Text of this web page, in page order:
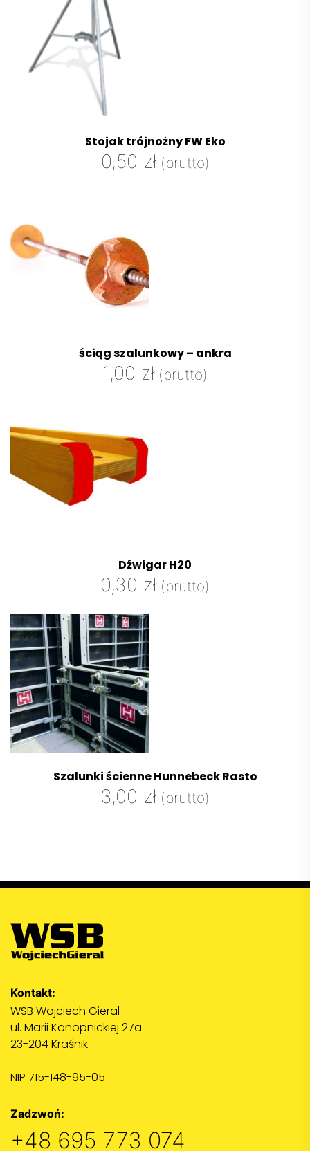
Stojak trójnożny FW Eko
0,50 zł (brutto)
ściąg szalunkowy – ankra
1,00 zł (brutto)
Dźwigar H20
0,30 zł (brutto)
Szalunki ścienne Hunnebeck Rasto
3,00 zł (brutto)
Kontakt:
WSB Wojciech Gieral
ul. Marii Konopnickiej 27a
23-204 Kraśnik
NIP 715-148-95-05
Zadzwoń:
+48 695 773 074